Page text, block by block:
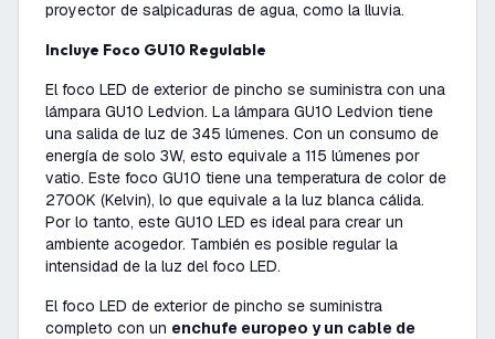
proyector de salpicaduras de agua, como la lluvia.
Incluye Foco GU10 Regulable
El foco LED de exterior de pincho se suministra con una
lámpara GU10 Ledvion. La lámpara GU10 Ledvion tiene
una salida de luz de 345 lúmenes. Con un consumo de
energía de solo 3W, esto equivale a 115 lúmenes por
vatio. Este foco GU10 tiene una temperatura de color de
2700K (Kelvin), lo que equivale a la luz blanca cálida.
Por lo tanto, este GU10 LED es ideal para crear un
ambiente acogedor. También es posible regular la
intensidad de la luz del foco LED.
El foco LED de exterior de pincho se suministra
completo con un enchufe europeo y un cable de